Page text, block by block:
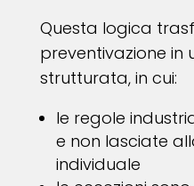
Questa logica
preventivazione in
strutturata, in cui:
le regole
e non lasciate
individuale